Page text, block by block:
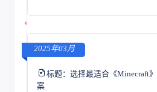
2025年03月
标题： 选择最适合《Minecraft
案